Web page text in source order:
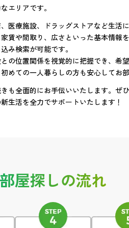
エリアです。
医療施設、ドラッグストアなど生活
賃や間取り、広さといった基本情報
み検索が可能です。
の位置関係を視覚的に把握でき、希
めての一人暮らしの方も安心してお
も全面的にお手伝いいたします。ぜ
生活を全力でサポートいたします！
屋探しの流れ